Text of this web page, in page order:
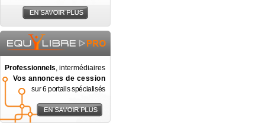
Professionnels, intermédiaires
Vos annonces de cession
sur 6 portails spécialisés